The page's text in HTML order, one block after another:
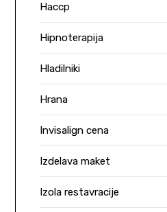
Haccp
Hipnoterapija
Hladilniki
Hrana
Invisalign cena
Izdelava maket
Izola restavracije